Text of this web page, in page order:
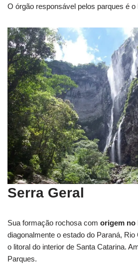
O órgão responsável pelos parques é o
Serra Geral
Sua formação rochosa com origem no
diagonalmente o estado do Paraná,
o litoral do interior de Santa Catarina.
Parques.